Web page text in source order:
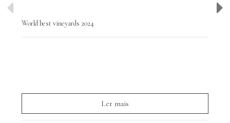
World best vineyards 2024
Ler mais